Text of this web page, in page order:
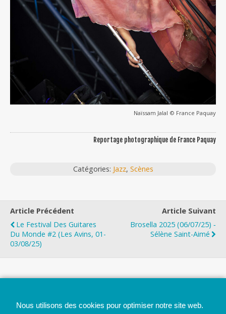
Naïssam Jalal © France Paquay
Reportage photographique de France Paquay
Catégories: Jazz, Scènes
Article Précédent
Le Festival Des Guitares
Du Monde #2 (Les Avins, 01-
03/08/25)
Article Suivant
Brosella 2025 (06/07/25) ‐
Sélène Saint-Aimé
Nous utilisons des cookies pour optimiser notre site web.